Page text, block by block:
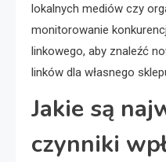
lokalnych mediów czy
monitorowanie
linkowego, aby znaleźć
linków dla własnego
Jakie są
czynniki